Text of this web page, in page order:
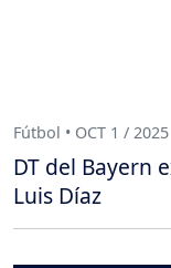
Fútbol • OCT 1 / 2025
DT del Bayern
Luis Díaz